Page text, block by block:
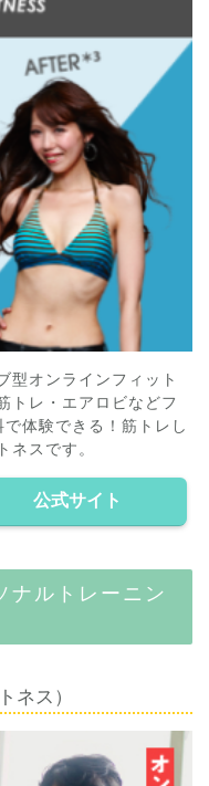
型オンラインフィット
トレ・エアロビなどフ
体験できる！筋トレし
ネスです。
公式サイト
ナルトレーニン
ネス）